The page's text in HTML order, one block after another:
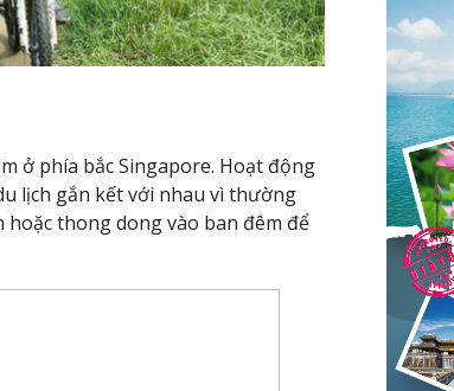
ở phía bắc Singapore. Hoạt động
lịch gắn kết với nhau vì thường
thong dong vào ban đêm để